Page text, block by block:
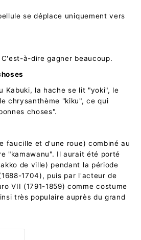
se déplace uniquement vers
à-dire gagner beaucoup.
Kabuki, la hache se lit "yoki", le
chrysanthème "kiku", ce qui
choses".
faucille et d'une roue) combiné au
"kamawanu". Il aurait été porté
de ville) pendant la période
1704), puis par l'acteur de
VII (1791-1859) comme costume
très populaire auprès du grand